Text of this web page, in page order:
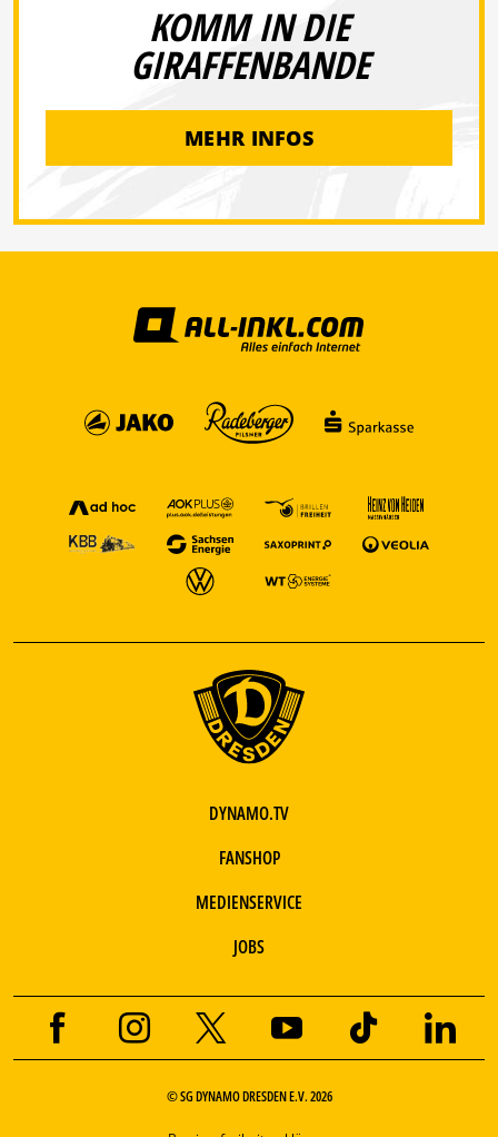
KOMM IN DIE
GIRAFFENBANDE
MEHR INFOS
DYNAMO.TV
FANSHOP
MEDIENSERVICE
JOBS
© SG DYNAMO DRESDEN E.V. 2026